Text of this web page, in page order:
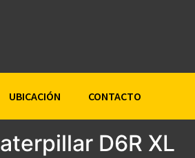
UBICACIÓN CONTACTO
D6R XL